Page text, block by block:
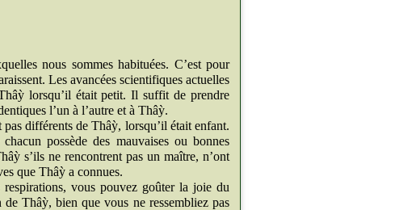
nous sommes habituées. C’est pour
Les avancées scientifiques actuelles
lorsqu’il était petit. Il suffit de prendre
l’un à l’autre et à Thâỳ.
différents de Thâỳ, lorsqu’il était enfant.
possède des mauvaises ou bonnes
s’ils ne rencontrent pas un maître, n’ont
que Thâỳ a connues.
vous pouvez goûter la joie du
Thâỳ, bien que vous ne ressembliez pas